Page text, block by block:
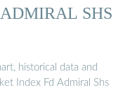
SHS
historical data and
Index Fd Admiral Shs